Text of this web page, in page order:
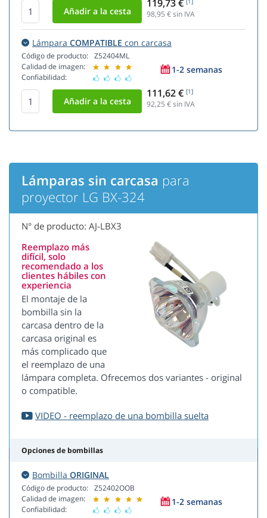
119,73 €
98,95 € sin IVA
Lámpara COMPATIBLE con carcasa
Código de producto:
Calidad de imagen:
Confiabilidad:
Z52404ML
1-2 semanas
111,62 € [1]
92,25 € sin IVA
Lámparas sin carcasa para
proyector LG BX-324
N° de producto: AJ-LBX3
Reemplazo más
difícil, solo
recomendado a los
clientes hábiles con
experiencia
El montaje de la
bombilla sin la
carcasa dentro de la
carcasa original es
más complicado que
el reemplazo de una
lámpara completa. Ofrecemos dos variantes - original
o compatible.
VIDEO - reemplazo de una bombilla suelta
Opciones de bombillas
Bombilla ORIGINAL
Código de producto:
Calidad de imagen:
Confiabilidad:
Z52402OOB
1-2 semanas